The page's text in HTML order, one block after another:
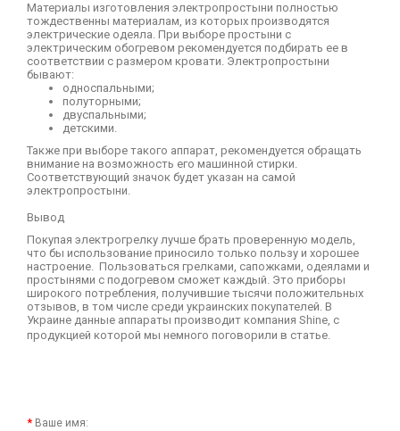
Материалы изготовления электропростыни полностью
тождественны материалам, из которых производятся
электрические одеяла. При выборе простыни с
электрическим обогревом рекомендуется подбирать ее в
соответствии с размером кровати. Электропростыни
бывают:
односпальными;
полуторными;
двуспальными;
детскими.
Также при выборе такого аппарат, рекомендуется обращать
внимание на возможность его машинной стирки.
Соответствующий значок будет указан на самой
электропростыни.
Вывод
Покупая электрогрелку лучше брать проверенную модель,
что бы использование приносило только пользу и хорошее
настроение. Пользоваться грелками, сапожками, одеялами и
простынями с подогревом сможет каждый. Это приборы
широкого потребления, получившие тысячи положительных
отзывов, в том числе среди украинских покупателей. В
Украине данные аппараты производит компания Shine, с
продукцией которой мы немного поговорили в статье.
Ваше имя: